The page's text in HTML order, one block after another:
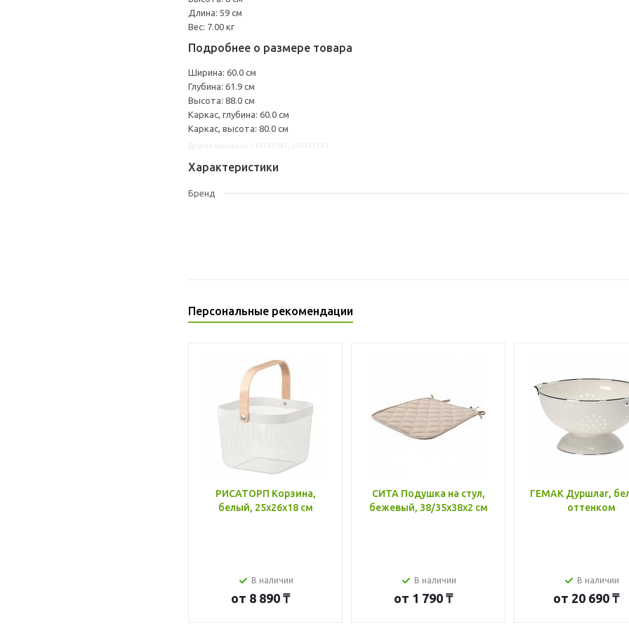
Длина: 59 см
Вес: 7.00 кг
Подробнее о размере товара
Ширина: 60.0 см
Глубина: 61.9 см
Высота: 88.0 см
Каркас, глубина: 60.0 см
Каркас, высота: 80.0 см
Характеристики
Бренд
Персональные рекомендации
РИСАТОРП Корзина,
белый, 25x26x18 см
В наличии
от 8 890 ₸
СИТА Подушка на стул,
бежевый, 38/35x38x2 см
В наличии
от 1 790 ₸
ГЕМАК Дуршлаг,
оттенком
В наличии
от 20 690 ₸